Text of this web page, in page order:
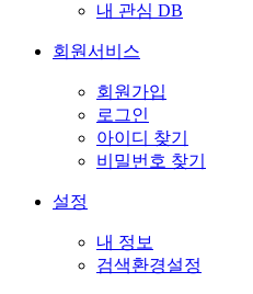
내 관심 DB
회원서비스
회원가입
로그인
아이디 찾기
비밀번호 찾기
설정
내 정보
검색환경설정